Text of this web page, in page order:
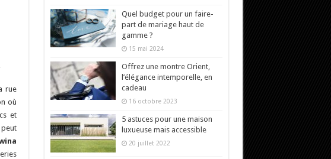
rue
où
et
Quel budget pour un faire-
part de mariage haut de
gamme ?
15 mai 2024
Offrez une montre Orient,
l’élégance intemporelle, en
cadeau
16 octobre 2023
5 astuces pour une maison
luxueuse mais accessible
20 juillet 2022